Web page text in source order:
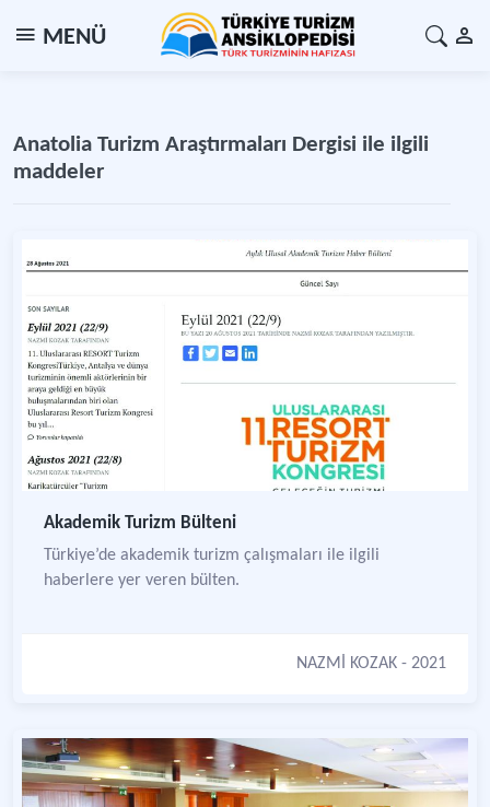
MENÜ
Anatolia Turizm Araştırmaları Dergisi ile ilgili
maddeler
Akademik Turizm Bülteni
Türkiye’de akademik turizm çalışmaları ile ilgili
haberlere yer veren bülten.
NAZMİ KOZAK - 2021